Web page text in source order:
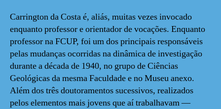
Carrington da Costa é, aliás, muitas vezes invocado
enquanto professor e orientador de vocações. Enquanto
professor na FCUP, foi um dos principais responsáveis
pelas mudanças ocorridas na dinâmica de investigação
durante a década de 1940, no grupo de Ciências
Geológicas da mesma Faculdade e no Museu anexo.
Além dos três doutoramentos sucessivos, realizados
pelos elementos mais jovens que aí trabalhavam —